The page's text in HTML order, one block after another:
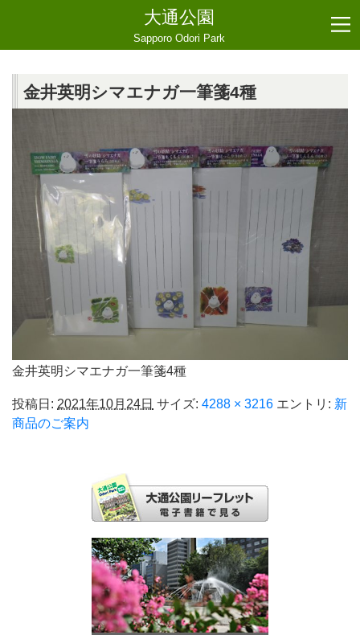
大通公園
Sapporo Odori Park
金井英明シマエナガ一筆箋4種
金井英明シマエナガ一筆箋4種
投稿日: 2021年10月24日 サイズ: 4288 × 3216 エントリ: 新
商品のご案内